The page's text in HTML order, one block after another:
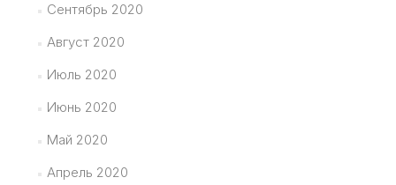
Сентябрь 2020
Август 2020
Июль 2020
Июнь 2020
Май 2020
Апрель 2020